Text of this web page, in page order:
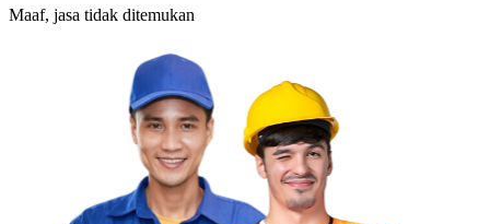
Maaf, jasa tidak ditemukan